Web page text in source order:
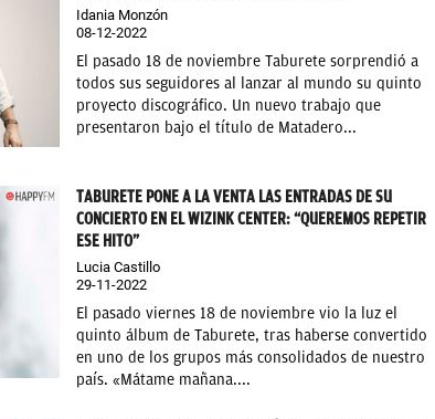
Idania Monzón
08-12-2022
El pasado 18 de noviembre Taburete sorprendió a
todos sus seguidores al lanzar al mundo su quinto
proyecto discográfico. Un nuevo trabajo que
presentaron bajo el título de Matadero...
TABURETE PONE A LA VENTA LAS ENTRADAS DE SU
CONCIERTO EN EL WIZINK CENTER: “QUEREMOS REPETIR
ESE HITO”
Lucia Castillo
29-11-2022
El pasado viernes 18 de noviembre vio la luz el
quinto álbum de Taburete, tras haberse convertido
en uno de los grupos más consolidados de nuestro
país. «Mátame mañana....